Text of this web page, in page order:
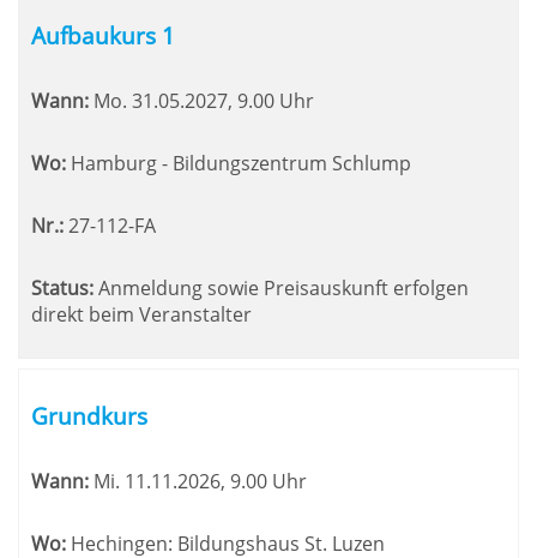
Aufbaukurs 1
Wann: Mo. 31.05.2027, 9.00 Uhr
Wo: Hamburg - Bildungszentrum Schlump
Nr.:27-112-FA
Status:Anmeldung sowie Preisauskunft erfolgen
direkt beim Veranstalter
Grundkurs
Wann: Mi. 11.11.2026, 9.00 Uhr
Wo: Hechingen: Bildungshaus St. Luzen